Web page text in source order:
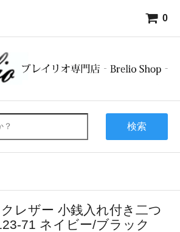
0
検索
レザー 小銭入れ付き二つ
71 ネイビー/ブラック